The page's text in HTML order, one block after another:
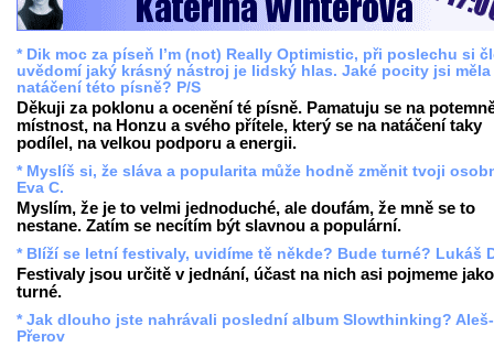
* Dik moc za píseň I’m (not) Really Optimistic, při poslechu si
uvědomí jaký krásný nástroj je lidský hlas. Jaké pocity jsi měla
natáčení této písně? P/S
Děkuji za poklonu a ocenění té písně. Pamatuju se na
místnost, na Honzu a svého přítele, který se na natáčení taky
podílel, na velkou podporu a energii.
* Myslíš si, že sláva a popularita může hodně změnit tvoji
Eva C.
Myslím, že je to velmi jednoduché, ale doufám, že mně se to
nestane. Zatím se necítím být slavnou a populární.
* Blíží se letní festivaly, uvidíme tě někde? Bude turné? Lukáš
Festivaly jsou určitě v jednání, účast na nich asi pojmeme jako
turné.
* Jak dlouho jste nahrávali poslední album Slowthinking? Aleš-
Přerov